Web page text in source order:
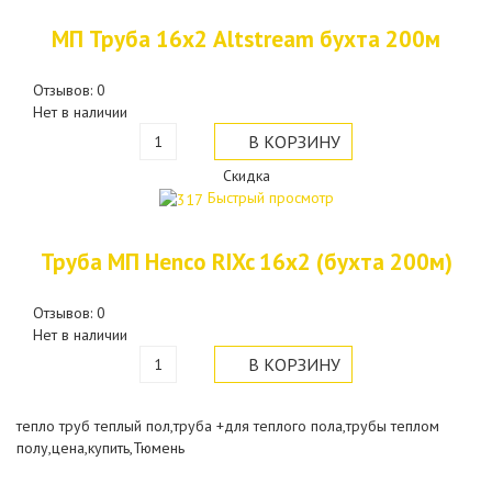
МП Труба 16х2 Altstream бухта 200м
Отзывов: 0
Нет в наличии
Скидка
Быстрый просмотр
Труба МП Henco RIXc 16х2 (бухта 200м)
Отзывов: 0
Нет в наличии
тепло труб теплый пол,труба +для теплого пола,трубы теплом
полу,цена,купить,Тюмень